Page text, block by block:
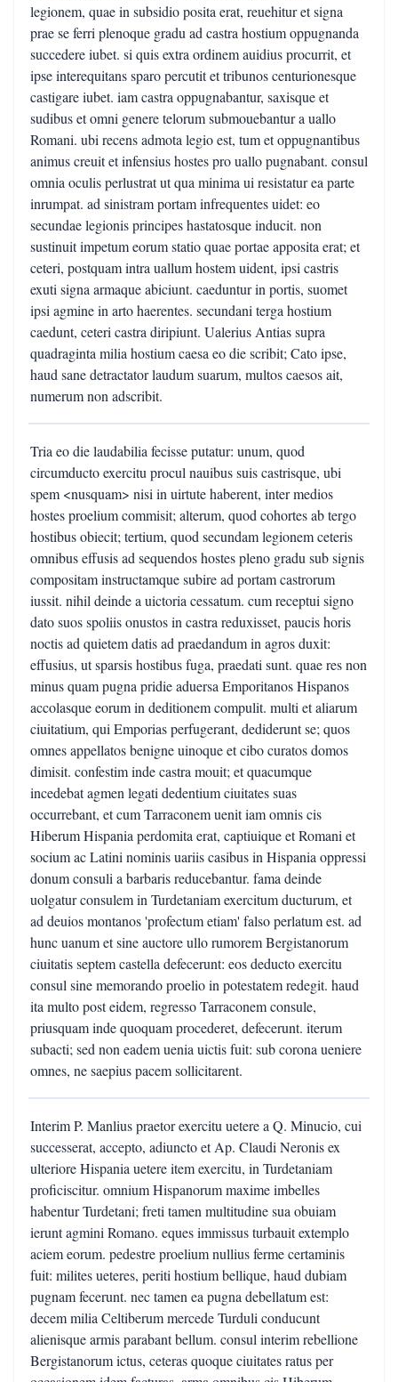
legionem, quae in subsidio posita erat, reuehitur et signa
prae se ferri plenoque gradu ad castra hostium oppugnanda
succedere iubet. si quis extra ordinem auidius procurrit, et
ipse interequitans sparo percutit et tribunos centurionesque
castigare iubet. iam castra oppugnabantur, saxisque et
sudibus et omni genere telorum submouebantur a uallo
Romani. ubi recens admota legio est, tum et oppugnantibus
animus creuit et infensius hostes pro uallo pugnabant. consul
omnia oculis perlustrat ut qua minima ui resistatur ea parte
inrumpat. ad sinistram portam infrequentes uidet: eo
secundae legionis principes hastatosque inducit. non
sustinuit impetum eorum statio quae portae apposita erat; et
ceteri, postquam intra uallum hostem uident, ipsi castris
exuti signa armaque abiciunt. caeduntur in portis, suomet
ipsi agmine in arto haerentes. secundani terga hostium
caedunt, ceteri castra diripiunt. Ualerius Antias supra
quadraginta milia hostium caesa eo die scribit; Cato ipse,
haud sane detractator laudum suarum, multos caesos ait,
numerum non adscribit.
Tria eo die laudabilia fecisse putatur: unum, quod
circumducto exercitu procul nauibus suis castrisque, ubi
spem <nusquam> nisi in uirtute haberent, inter medios
hostes proelium commisit; alterum, quod cohortes ab tergo
hostibus obiecit; tertium, quod secundam legionem ceteris
omnibus effusis ad sequendos hostes pleno gradu sub signis
compositam instructamque subire ad portam castrorum
iussit. nihil deinde a uictoria cessatum. cum receptui signo
dato suos spoliis onustos in castra reduxisset, paucis horis
noctis ad quietem datis ad praedandum in agros duxit:
effusius, ut sparsis hostibus fuga, praedati sunt. quae res non
minus quam pugna pridie aduersa Emporitanos Hispanos
accolasque eorum in deditionem compulit. multi et aliarum
ciuitatium, qui Emporias perfugerant, dediderunt se; quos
omnes appellatos benigne uinoque et cibo curatos domos
dimisit. confestim inde castra mouit; et quacumque
incedebat agmen legati dedentium ciuitates suas
occurrebant, et cum Tarraconem uenit iam omnis cis
Hiberum Hispania perdomita erat, captiuique et Romani et
socium ac Latini nominis uariis casibus in Hispania oppressi
donum consuli a barbaris reducebantur. fama deinde
uolgatur consulem in Turdetaniam exercitum ducturum, et
ad deuios montanos 'profectum etiam' falso perlatum est. ad
hunc uanum et sine auctore ullo rumorem Bergistanorum
ciuitatis septem castella defecerunt: eos deducto exercitu
consul sine memorando proelio in potestatem redegit. haud
ita multo post eidem, regresso Tarraconem consule,
priusquam inde quoquam procederet, defecerunt. iterum
subacti; sed non eadem uenia uictis fuit: sub corona ueniere
omnes, ne saepius pacem sollicitarent.
Interim P. Manlius praetor exercitu uetere a Q. Minucio, cui
successerat, accepto, adiuncto et Ap. Claudi Neronis ex
ulteriore Hispania uetere item exercitu, in Turdetaniam
proficiscitur. omnium Hispanorum maxime imbelles
habentur Turdetani; freti tamen multitudine sua obuiam
ierunt agmini Romano. eques immissus turbauit extemplo
aciem eorum. pedestre proelium nullius ferme certaminis
fuit: milites ueteres, periti hostium bellique, haud dubiam
pugnam fecerunt. nec tamen ea pugna debellatum est:
decem milia Celtiberum mercede Turduli conducunt
alienisque armis parabant bellum. consul interim rebellione
Bergistanorum ictus, ceteras quoque ciuitates ratus per